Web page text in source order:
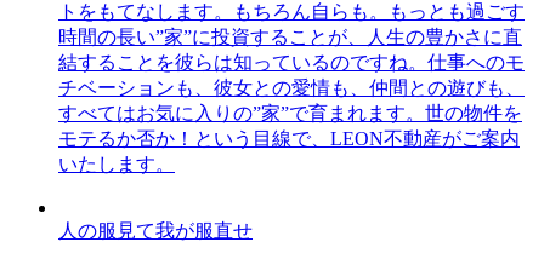
トをもてなします。もちろん自らも。もっとも過ごす
時間の長い”家”に投資することが、人生の豊かさに直
結することを彼らは知っているのですね。仕事へのモ
チベーションも、彼女との愛情も、仲間との遊びも、
すべてはお気に入りの”家”で育まれます。世の物件を
モテるか否か！という目線で、LEON不動産がご案内
いたします。
人の服見て我が服直せ